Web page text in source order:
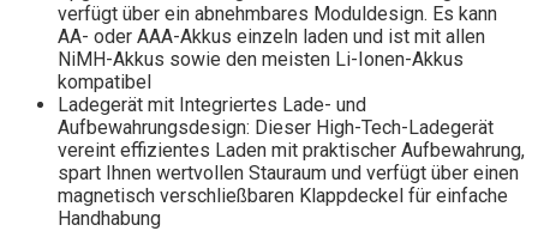
verfügt über ein abnehmbares Moduldesign. Es kann
AA- oder AAA-Akkus einzeln laden und ist mit allen
NiMH-Akkus sowie den meisten Li-Ionen-Akkus
kompatibel
Ladegerät mit Integriertes Lade- und
Aufbewahrungsdesign: Dieser High-Tech-Ladegerät
vereint effizientes Laden mit praktischer Aufbewahrung,
spart Ihnen wertvollen Stauraum und verfügt über einen
magnetisch verschließbaren Klappdeckel für einfache
Handhabung